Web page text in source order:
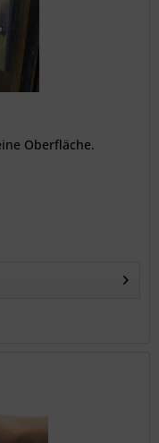
Oberfläche.